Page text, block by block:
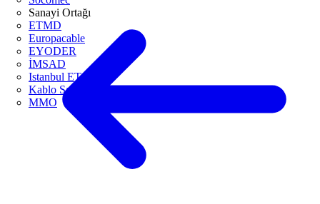
Sanayi Ortağı
ETMD
Europacable
EYODER
İMSAD
Istanbul ETO
Kablo Sanayicileri Derneği
MMO